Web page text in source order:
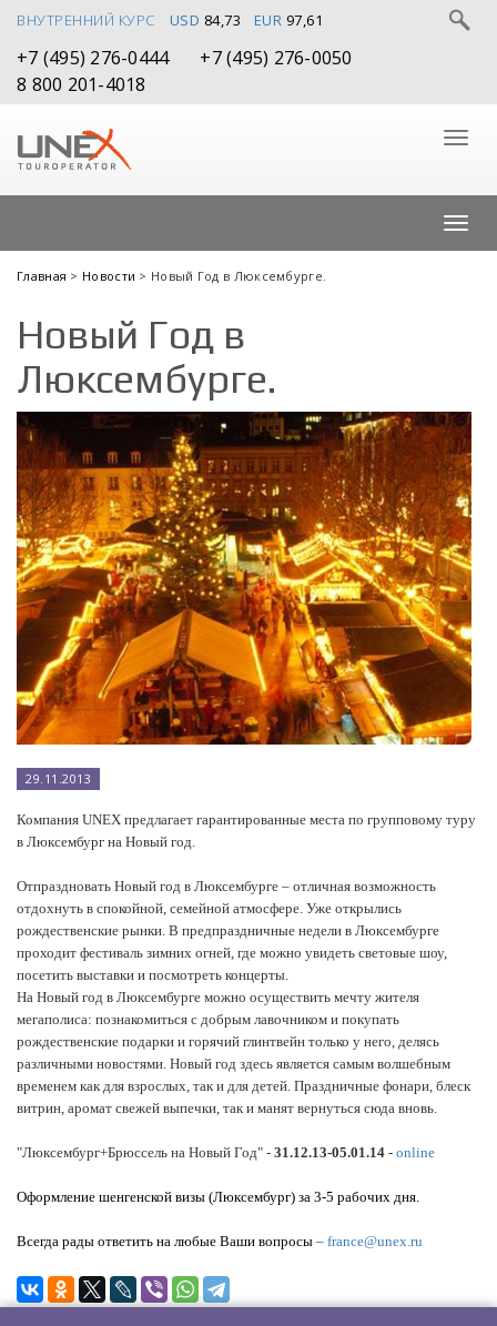
ВНУТРЕННИЙ КУРС USD 84,73 EUR 97,61
+7 (495) 276-0444
+7 (495) 276-0050
8 800 201-4018
Главная > Новости > Новый Год в Люксембурге.
Новый Год в
Люксембурге.
29.11.2013
Компания UNEX предлагает гарантированные места по групповому туру
в Люксембург на Новый год.
Отпраздновать Новый год в Люксембурге – отличная возможность
отдохнуть в спокойной, семейной атмосфере. Уже открылись
рождественские рынки. В предпраздничные недели в Люксембурге
проходит фестиваль зимних огней, где можно увидеть световые шоу,
посетить выставки и посмотреть концерты.
На Новый год в Люксембурге можно осуществить мечту жителя
мегаполиса: познакомиться с добрым лавочником и покупать
рождественские подарки и горячий глинтвейн только у него, делясь
различными новостями. Новый год здесь является самым волшебным
временем как для взрослых, так и для детей. Праздничные фонари, блеск
витрин, аромат свежей выпечки, так и манят вернуться сюда вновь.
"Люксембург+Брюссель на Новый Год" - 31.12.13-05.01.14 - online
Оформление шенгенской визы (Люксембург) за 3-5 рабочих дня.
Всегда рады ответить на любые Ваши вопросы – france@unex.ru